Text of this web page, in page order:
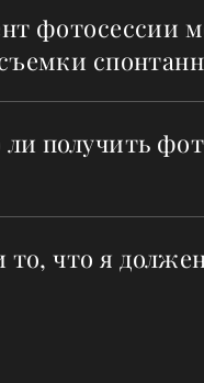
фотосессии
получить
то, что я